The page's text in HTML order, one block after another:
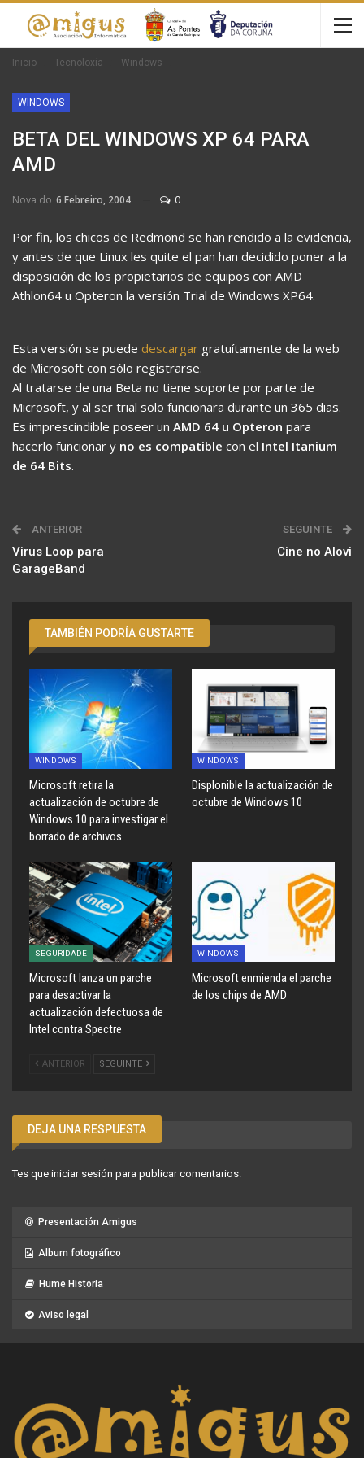
Inicio Tecnoloxía Windows
WINDOWS
BETA DEL WINDOWS XP 64 PARA
AMD
Nova do 6 Febreiro, 2004 0
Por fin, los chicos de Redmond se han rendido a la evidencia,
y antes de que Linux les quite el pan han decidido poner a la
disposición de los propietarios de equipos con AMD
Athlon64 u Opteron la versión Trial de Windows XP64.
Esta versión se puede descargar gratuítamente de la web
de Microsoft con sólo registrarse.
Al tratarse de una Beta no tiene soporte por parte de
Microsoft, y al ser trial solo funcionara durante un 365 dias.
Es imprescindible poseer un AMD 64 u Opteron para
hacerlo funcionar y no es compatible con el Intel Itanium
de 64 Bits.
ANTERIOR
Virus Loop para
GarageBand
SEGUINTE
Cine no Alovi
TAMBIÉN PODRÍA GUSTARTE
WINDOWS
Microsoft retira la
actualización de octubre de
Windows 10 para investigar el
borrado de archivos
WINDOWS
Displonible la actualización de
octubre de Windows 10
SEGURIDADE
Microsoft lanza un parche
para desactivar la
actualización defectuosa de
Intel contra Spectre
WINDOWS
Microsoft enmienda el parche
de los chips de AMD
ANTERIOR SEGUINTE
DEJA UNA RESPUESTA
Tes que iniciar sesión para publicar comentarios.
Presentación Amigus
Album fotográfico
Hume Historia
Aviso legal